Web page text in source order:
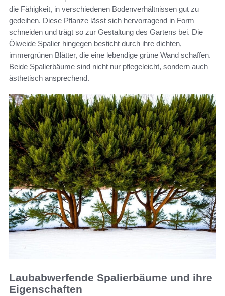
die Fähigkeit, in verschiedenen Bodenverhältnissen gut zu
gedeihen. Diese Pflanze lässt sich hervorragend in Form
schneiden und trägt so zur Gestaltung des Gartens bei. Die
Ölweide Spalier hingegen besticht durch ihre dichten,
immergrünen Blätter, die eine lebendige grüne Wand schaffen.
Beide Spalierbäume sind nicht nur pflegeleicht, sondern auch
ästhetisch ansprechend.
Laubabwerfende Spalierbäume und ihre
Eigenschaften